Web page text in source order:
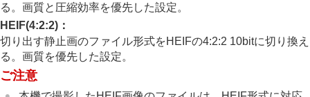
スマートフォンでできること
パソコンでできること
クラウドサービスを利用する
資料
故障かな？と思ったら
る。画質と圧縮効率を優先した設定。
HEIF(4:2:2) ：
切り出す静止画のファイル形式をHEIFの4:2:2 10bitに切り換え
る。画質を優先した設定。
ご注意